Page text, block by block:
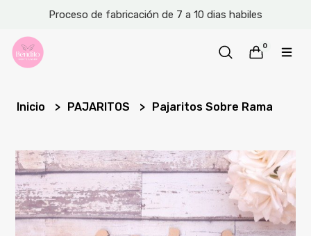
Proceso de fabricación de 7 a 10 dias habiles
0
Inicio PAJARITOS Pajaritos Sobre Rama